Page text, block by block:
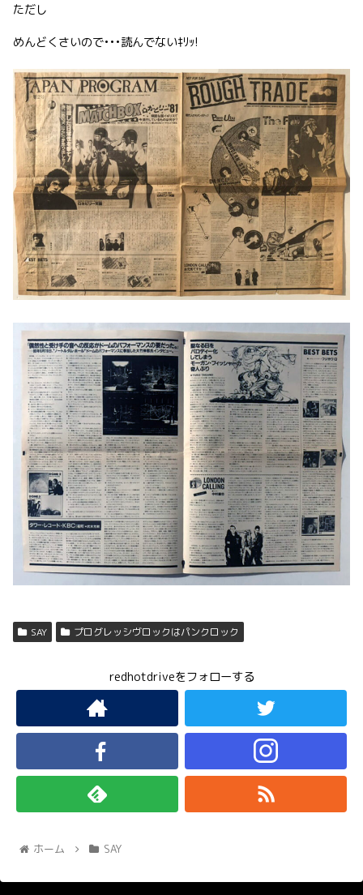
ただし
めんどくさいので•••読んでないｷﾘｯ!
SAY プログレッシヴロックはパンクロック
redhotdriveをフォローする
ホーム SAY